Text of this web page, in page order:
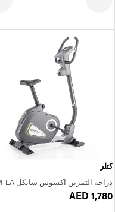
كتلر
دراجة التمرين اكسوس سايكل M-LA
AED 1,780